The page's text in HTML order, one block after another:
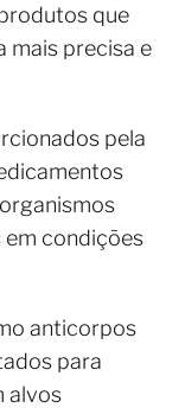
que
mais precisa e
pela
condições
anticorpos
para
alvos